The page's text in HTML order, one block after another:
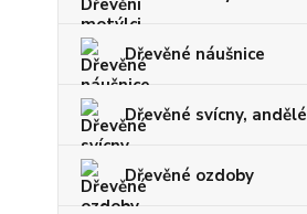
Dřevěné náušnice
Dřevěné svícny, andělé
Dřevěné ozdoby